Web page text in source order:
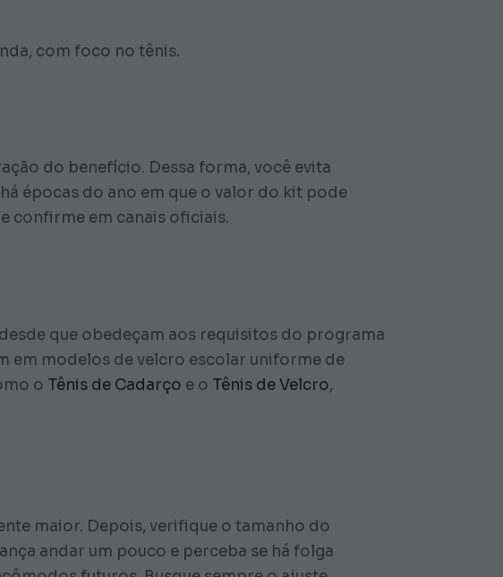
com foco no tênis.
do benefício. Dessa forma, você evita
épocas do ano em que o valor do kit pode
confirme em canais oficiais.
que obedeçam aos requisitos do programa
em modelos de velcro escolar uniforme de
o Tênis de Cadarço e o Tênis de Velcro,
maior. Depois, verifique o tamanho do
andar um pouco e perceba se há folga